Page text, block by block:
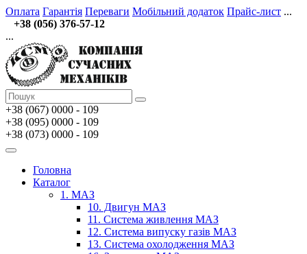
Оплата Гарантія Переваги Мобільний додаток Прайс-лист ...
+38 (056) 376-57-12
...
+38 (067) 0000 - 109
+38 (095) 0000 - 109
+38 (073) 0000 - 109
Головна
Каталог
1. МАЗ
10. Двигун МАЗ
11. Система живлення МАЗ
12. Система випуску газів МАЗ
13. Система охолодження МАЗ